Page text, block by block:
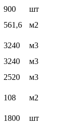
900
шт
561,6
м2
3240
м3
3240
м3
2520
м3
108
м2
1800
шт